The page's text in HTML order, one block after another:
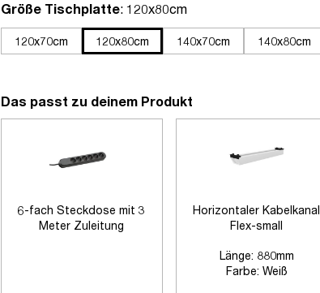
Größe Tischplatteauswählen
: 120x80cm
120x70cm 120x80cm 140x70cm 140x80cm
Das passt zu deinem Produkt
6-fach Steckdose mit 3
Meter Zuleitung
Horizontaler Kabelkanal
Flex-small
Länge: 880mm
Farbe: Weiß